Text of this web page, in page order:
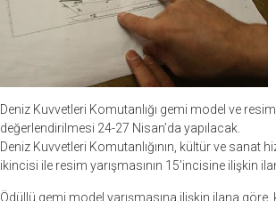
Deniz Kuvvetleri Komutanlığı gemi model ve
değerlendirilmesi 24-27 Nisan’da yapılacak.
Deniz Kuvvetleri Komutanlığının, kültür ve sanat
ikincisi ile resim yarışmasının 15’incisine ilişkin
Ödüllü gemi model yarışmasına ilişkin ilana göre,